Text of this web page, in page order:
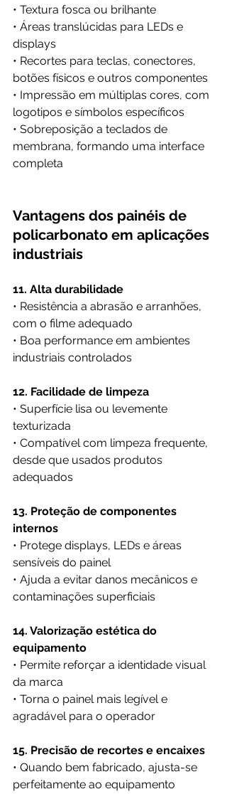
• Textura fosca ou brilhante
• Áreas translúcidas para LEDs e
displays
• Recortes para teclas, conectores,
botões físicos e outros componentes
• Impressão em múltiplas cores, com
logotipos e símbolos específicos
• Sobreposição a teclados de
membrana, formando uma interface
completa
Vantagens dos painéis de
policarbonato em aplicações
industriais
11. Alta durabilidade
• Resistência a abrasão e arranhões,
com o filme adequado
• Boa performance em ambientes
industriais controlados
12. Facilidade de limpeza
• Superfície lisa ou levemente
texturizada
• Compatível com limpeza frequente,
desde que usados produtos
adequados
13. Proteção de componentes
internos
• Protege displays, LEDs e áreas
sensíveis do painel
• Ajuda a evitar danos mecânicos e
contaminações superficiais
14. Valorização estética do
equipamento
• Permite reforçar a identidade visual
da marca
• Torna o painel mais legível e
agradável para o operador
15. Precisão de recortes e encaixes
• Quando bem fabricado, ajusta-se
perfeitamente ao equipamento